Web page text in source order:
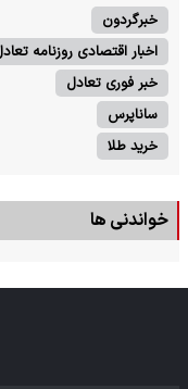
خبرگردون
اخبار اقتصادی روزنامه
خبر فوری تعادل
ساناپرس
خرید طلا
خواندنی ها